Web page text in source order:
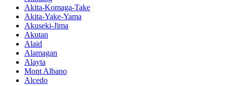
Akita-Komaga-Take
Akita-Yake-Yama
Akuseki-Jima
Akutan
Alaid
Alamagan
Alayta
Mont Albano
Alcedo